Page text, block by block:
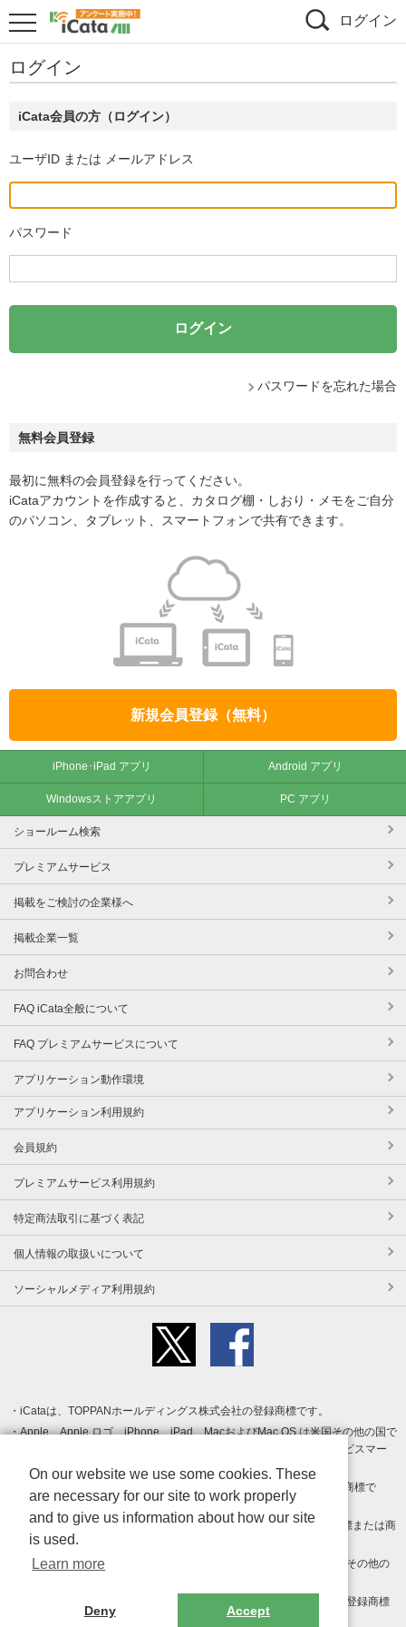
ログイン
ログイン
iCata会員の方（ログイン）
ユーザID または メールアドレス
パスワード
パスワードを忘れた場合
無料会員登録
最初に無料の会員登録を行ってください。
iCataアカウントを作成すると、カタログ棚・しおり・メモをご自分
のパソコン、タブレット、スマートフォンで共有できます。
新規会員登録（無料）
iPhone･iPad アプリ Android アプリ
Windowsストアアプリ PC アプリ
ショールーム検索
プレミアムサービス
掲載をご検討の企業様へ
掲載企業一覧
お問合わせ
FAQ iCata全般について
FAQ プレミアムサービスについて
アプリケーション動作環境
アプリケーション利用規約
会員規約
プレミアムサービス利用規約
特定商法取引に基づく表記
個人情報の取扱いについて
ソーシャルメディア利用規約
iCataは、TOPPANホールディングス株式会社の登録商標です。
Apple、Apple ロゴ、iPhone、iPad、MacおよびMac OS は米国その他の国で
登録された Apple Inc. の商標です。App Store は Apple Inc. のサービスマー
クです。
Android、Google Play および Google Play ロゴ は Google LLC の商標で
す。
Windows は Microsoft Inc.の米国およびその他の国における登録商標または商
標です。
Adobe、Adobe Reader、Adobe PDF は、Adobe Inc.の米国およびその他の
その他、記載されている会社名、商品名、ロゴは各社の商標または登録商標
On our website we use some cookies. These
are necessary for our site to work properly
and to give us information about how our site
is used.
Learn more
Deny Accept